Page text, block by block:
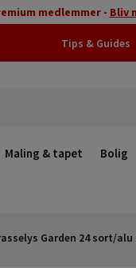
medlemmer - Bliv
Tips & Guides
Maling & tapet Bolig
Garden 24 sort/alu